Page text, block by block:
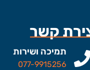
קשר
תמיכה ושירות
077-9915256